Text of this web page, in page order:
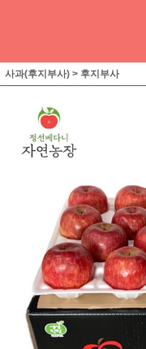
사과(후지부사) > 후지부사